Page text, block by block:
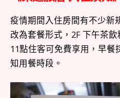
疫情期間入住房間有不少新
改為套餐形式，2F 下午茶
11點住客可免費享用，早
知用餐時段。